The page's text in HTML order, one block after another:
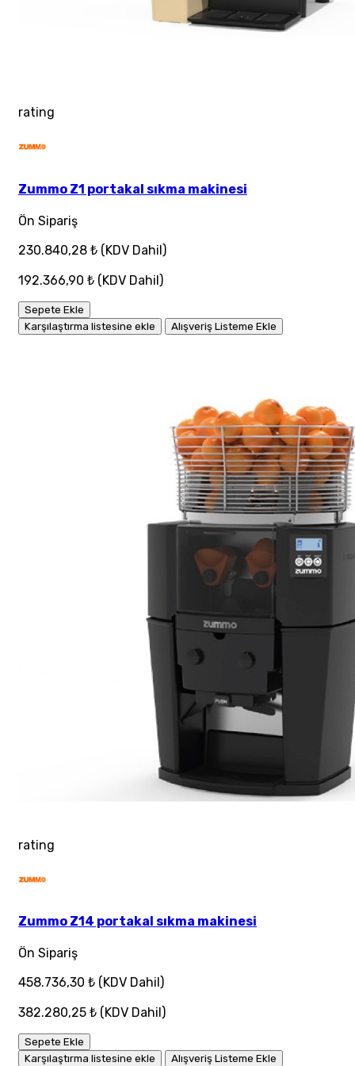
rating
Zummo Z1 portakal sıkma makinesi
Ön Sipariş
230.840,28 ₺ (KDV Dahil)
192.366,90 ₺ (KDV Dahil)
Sepete Ekle
Karşılaştırma listesine ekle
Alışveriş Listeme Ekle
rating
Zummo Z14 portakal sıkma makinesi
Ön Sipariş
458.736,30 ₺ (KDV Dahil)
382.280,25 ₺ (KDV Dahil)
Sepete Ekle
Karşılaştırma listesine ekle
Alışveriş Listeme Ekle